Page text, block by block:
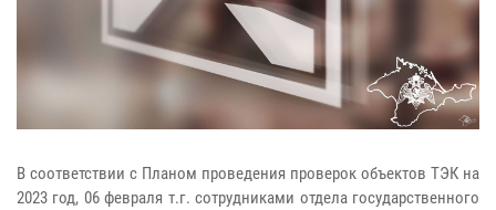
В соответствии с Планом проведения проверок объектов ТЭК на
2023 год, 06 февраля т.г. сотрудниками отдела государственного